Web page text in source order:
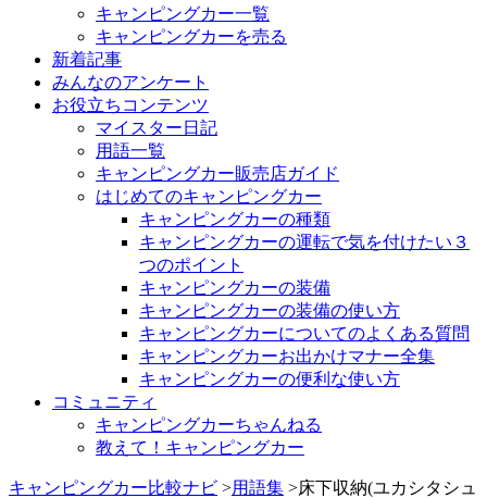
キャンピングカー一覧
キャンピングカーを売る
新着記事
みんなのアンケート
お役立ちコンテンツ
マイスター日記
用語一覧
キャンピングカー販売店ガイド
はじめてのキャンピングカー
キャンピングカーの種類
キャンピングカーの運転で気を付けたい３
つのポイント
キャンピングカーの装備
キャンピングカーの装備の使い方
キャンピングカーについてのよくある質問
キャンピングカーお出かけマナー全集
キャンピングカーの便利な使い方
コミュニティ
キャンピングカーちゃんねる
教えて！キャンピングカー
キャンピングカー比較ナビ >用語集 >床下収納(ユカシタシュ